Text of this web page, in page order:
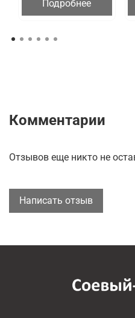
Подробнее
Комментарии
Отзывов еще никто не
Написать отзыв